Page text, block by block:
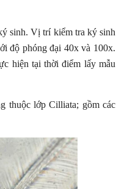
sinh. Vị trí kiểm tra ký sinh
độ phóng đại 40x và 100x.
hiện tại thời điểm lấy mẫu
thuộc lớp Cilliata; gồm các